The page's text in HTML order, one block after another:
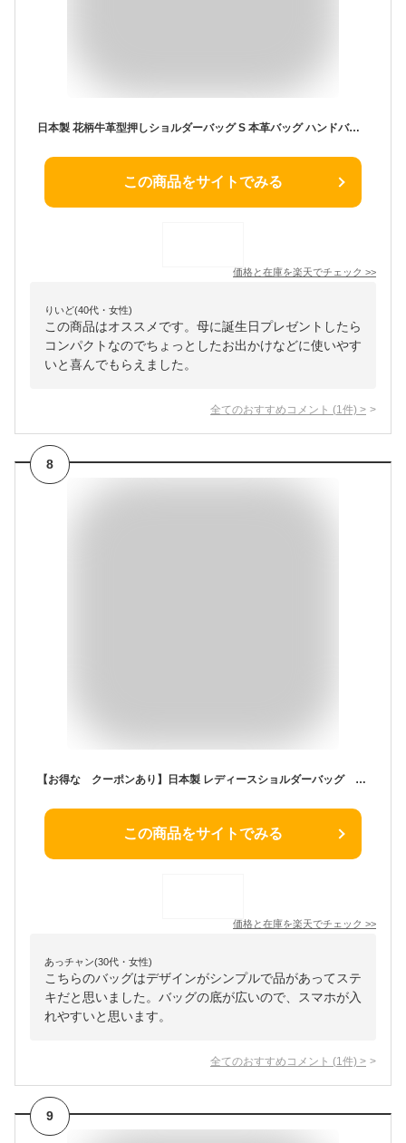
日本製 花柄牛革型押しショルダーバッグ S 本革バッグ ハンドバッグ バッグ フォーマル 2本手バッグ 牛革 レザー レザーバッグ レディース レディースバッグ シック エレガント カジュアル 母の日 ギフト プレゼント
この商品をサイトでみる
価格と在庫を楽天でチェック >>
りいど(40代・女性)
この商品はオススメです。母に誕生日プレゼントしたら
コンパクトなのでちょっとしたお出かけなどに使いやす
いと喜んでもらえました。
全てのおすすめコメント (1 件) >
8
【お得な クーポンあり】日本製 レディースショルダーバッグ ショルダーバッグ 本革 バッグ 革ショルダーバッグレディース 日本製 レザーバッグ 女性 ショルダーバック 鞄 昭和レトロ 本革 bag トラベル 海外旅行 誕生日【送料無料】
この商品をサイトでみる
価格と在庫を楽天でチェック >>
あっチャン(30代・女性)
こちらのバッグはデザインがシンプルで品があってステ
キだと思いました。バッグの底が広いので、スマホが入
れやすいと思います。
全てのおすすめコメント (1 件) >
9